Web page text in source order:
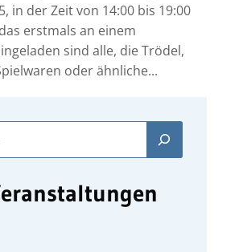
in der Zeit von 14:00 bis 19:00
erstmals an einem
sind alle, die Trödel,
oder ähnliche...